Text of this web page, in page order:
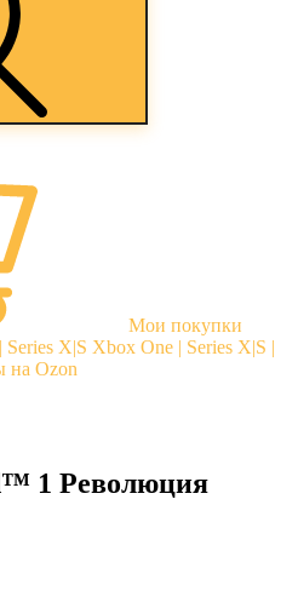
Мои покупки
X|S Xbox One | Series X|S |
Ozon
1 Революция